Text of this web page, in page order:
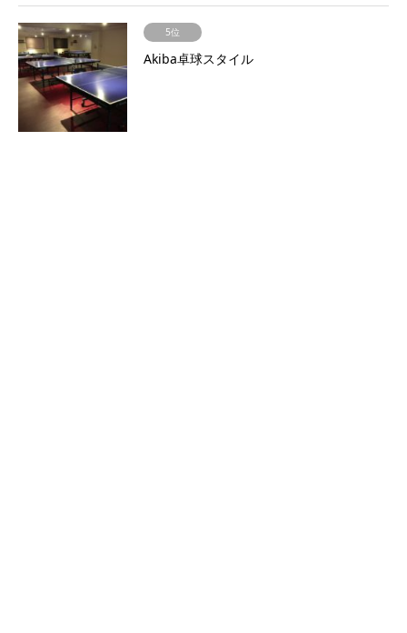
5位
Akiba卓球スタイル